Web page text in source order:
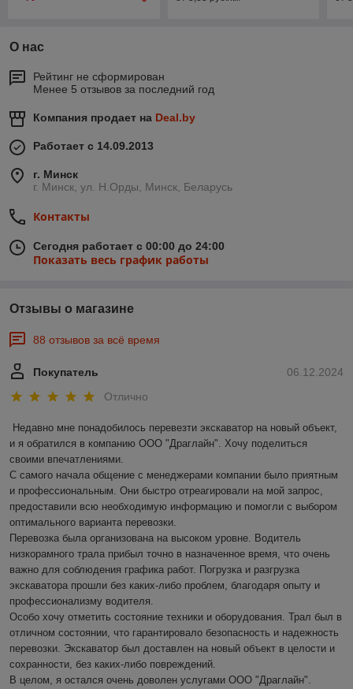
О нас
Рейтинг не сформирован
Менее 5 отзывов за последний год
Компания продает на Deal.by
Работает с 14.09.2013
г. Минск
г. Минск, ул. Н.Орды, Минск, Беларусь
Контакты
Сегодня работает с 00:00 до 24:00
Показать весь график работы
Отзывы о магазине
88 отзывов за всё время
06.12.2024
Покупатель
Отлично
Недавно мне понадобилось перевезти экскаватор на новый объект,
и я обратился в компанию ООО "Драглайн". Хочу поделиться
своими впечатлениями.
С самого начала общение с менеджерами компании было приятным
и профессиональным. Они быстро отреагировали на мой запрос,
предоставили всю необходимую информацию и помогли с выбором
оптимального варианта перевозки.
Перевозка была организована на высоком уровне. Водитель
низкорамного трала прибыл точно в назначенное время, что очень
важно для соблюдения графика работ. Погрузка и разгрузка
экскаватора прошли без каких-либо проблем, благодаря опыту и
профессионализму водителя.
Особо хочу отметить состояние техники и оборудования. Трал был в
отличном состоянии, что гарантировало безопасность и надежность
перевозки. Экскаватор был доставлен на новый объект в целости и
сохранности, без каких-либо повреждений.
В целом, я остался очень доволен услугами ООО "Драглайн".